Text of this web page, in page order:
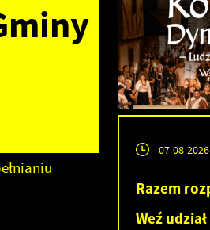
07-08-2026
Razem
Weź